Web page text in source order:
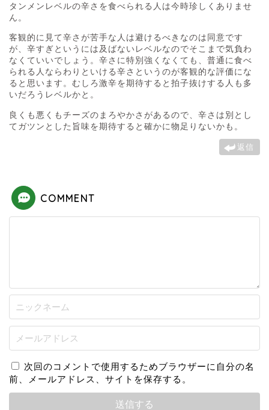
タンメンレベルの辛さを食べられる人は今時珍しくありませ
ん。
客観的に見て辛さが苦手な人は避けるべきなのは同意です
が、辛すぎというには及ばないレベルなのでそこまで気負わ
なくていいでしょう。辛さに特別強くなくても、普通に食べ
られる人ならわりといける辛さというのが客観的な評価にな
ると思います。むしろ激辛を期待すると拍子抜けする人も多
いだろうレベルかと。
良くも悪くもチーズのまろやかさがあるので、辛さは別とし
てガツンとした旨味を期待すると確かに物足りないかも。
返信
COMMENT
次回のコメントで使用するためブラウザーに自分の名
前、メールアドレス、サイトを保存する。